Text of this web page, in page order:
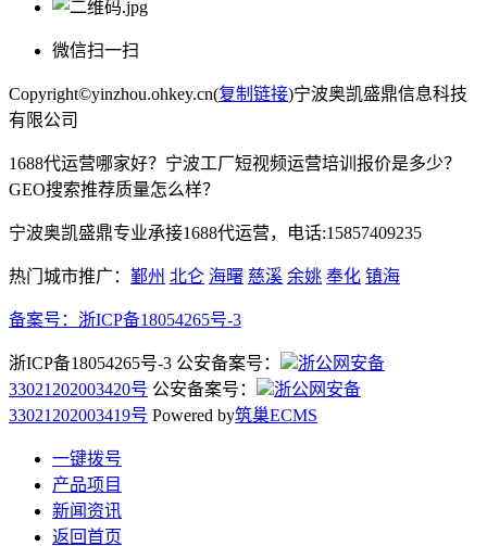
微信扫一扫
Copyright©yinzhou.ohkey.cn(复制链接)宁波奥凯盛鼎信息科技
有限公司
1688代运营哪家好？宁波工厂短视频运营培训报价是多少？
GEO搜索推荐质量怎么样？
宁波奥凯盛鼎专业承接1688代运营，电话:15857409235
热门城市推广： 鄞州 北仑 海曙 慈溪 余姚 奉化 镇海
备案号： 浙ICP备18054265号-3
浙ICP备18054265号-3 公安备案号：
浙公网安备
33021202003420号 公安备案号：
浙公网安备
33021202003419号 Powered by筑巢ECMS
一键拨号
产品项目
新闻资讯
返回首页